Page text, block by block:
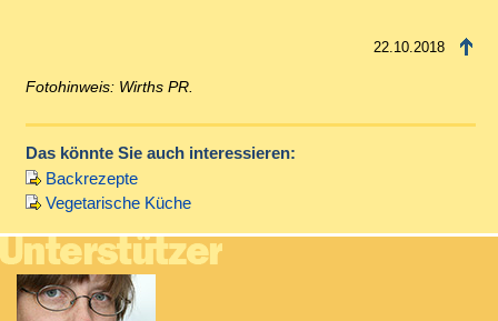
22.10.2018
Fotohinweis: Wirths PR.
Das könnte Sie auch interessieren:
Backrezepte
Vegetarische Küche